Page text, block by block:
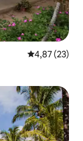
Évaluation
4,87 (23)